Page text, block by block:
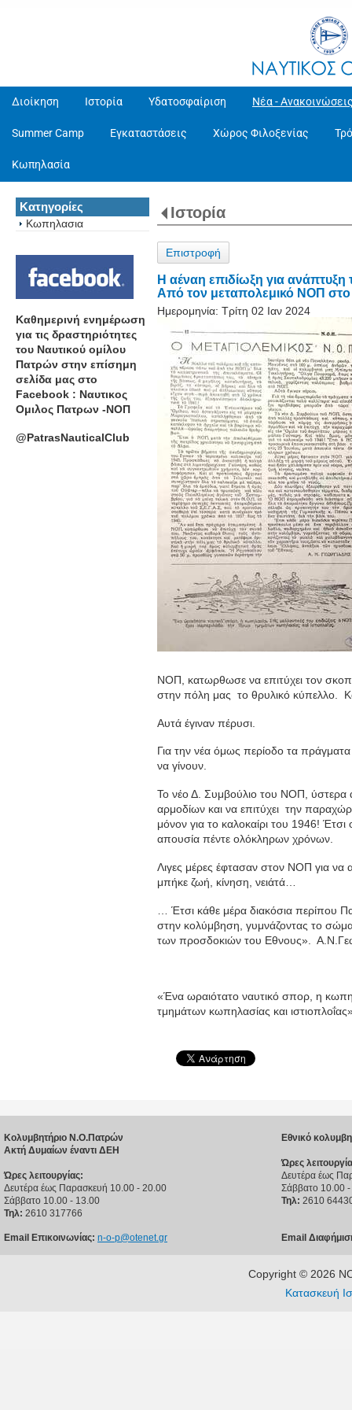
Διοίκηση Ιστορία Υδατοσφαίριση Νέα -
Summer Camp Εγκαταστάσεις Χώρος Φιλοξενίας
Κωπηλασία
Κατηγορίες
Κωπηλασια
Καθημερινή ενημέρωση
για τις δραστηριότητες
του Ναυτικού ομίλου
Πατρών στην επίσημη
σελίδα μας στο
Facebook : Ναυτικος
Ομιλος Πατρων -ΝΟΠ
@PatrasNauticalClub
Ιστορία
Επιστροφή
Η αέναη επιδίωξη για ανάπτυξη
Από τον μεταπολεμικό ΝΟΠ στο
Ημερομηνία: Τρίτη 02 Ιαν 2024
ΝΟΠ, κατωρθωσε να επιτύχει τον
στην πόλη μας το θρυλικό κύπελλο.
Αυτά έγιναν πέρυσι.
Για την νέα όμως περίοδο τα
να γίνουν.
Το νέο Δ. Συμβούλιο του ΝΟΠ, ύστερα
αρμοδίων και να επιτύχει την
μόνον για το καλοκαίρι του 1946!
απουσία πέντε ολόκληρων χρόνων.
Λιγες μέρες έφτασαν στον ΝΟΠ για να
μπήκε ζωή, κίνηση, νειάτά…
… Έτσι κάθε μέρα διακόσια περίπου
στην κολύμβηση, γυμνάζοντας το
των προσδοκιών του Εθνους».
«Ένα ωραιότατο ναυτικό σπορ, η
τμημάτων κωπηλασίας και
Κολυμβητήριο Ν.Ο.Πατρών
Ακτή Δυμαίων έναντι ΔΕΗ
Ώρες λειτουργίας:
Δευτέρα έως Παρασκευή 10.00 - 20.00
Σάββατο 10.00 - 13.00
Τηλ: 2610 317766
Email Επικοινωνίας: n-o-p@otenet.gr
Εθνικό
Ώρες
Δευτέρα έως
Σάββατο 10.00
Τηλ: 2610
Email
Copyright © 2026
Κατασκευή